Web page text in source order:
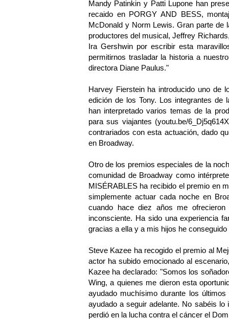
Mandy Patinkin y Patti Lupone han
recaido en PORGY AND BESS,
McDonald y Norm Lewis. Gran parte de
productores del musical, Jeffrey
Ira Gershwin por escribir esta
permitirnos trasladar la historia a
directora Diane Paulus."
Harvey Fierstein ha introducido uno de
edición de los Tony. Los integrantes de
han interpretado varios temas de la
para sus viajantes (youtu.be/
contrariados con esta actuación, dado
en Broadway.
Otro de los premios especiales de la
comunidad de Broadway como
MISÉRABLES ha recibido el premio en
simplemente actuar cada noche en
cuando hace diez años me
inconsciente. Ha sido una experiencia
gracias a ella y a mis hijos he conseguido
Steve Kazee ha recogido el premio al
actor ha subido emocionado al
Kazee ha declarado: "Somos los
Wing, a quienes me dieron esta
ayudado muchísimo durante los
ayudado a seguir adelante. No sabéis
perdió en la lucha contra el cáncer el